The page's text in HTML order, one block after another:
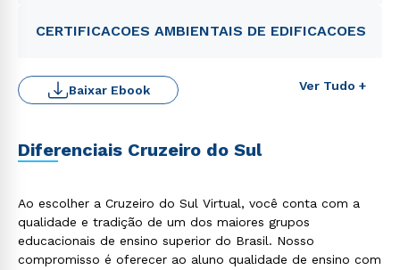
CERTIFICACOES AMBIENTAIS DE EDIFICACOES
Ver Tudo +
Baixar Ebook
Diferenciais Cruzeiro do Sul
Ao escolher a Cruzeiro do Sul Virtual, você conta com a
qualidade e tradição de um dos maiores grupos
educacionais de ensino superior do Brasil. Nosso
compromisso é oferecer ao aluno qualidade de ensino com
Rápido e fácil
WhatsApp